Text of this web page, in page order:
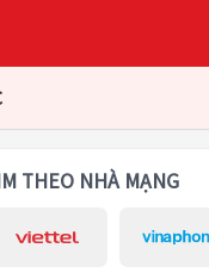
THEO NHÀ MẠNG